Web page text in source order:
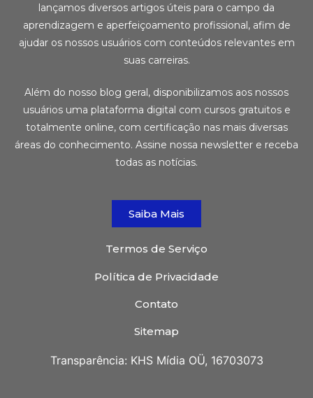
lançamos diversos artigos úteis para o campo da
aprendizagem e aperfeiçoamento profissional, afim de
ajudar os nossos usuários com conteúdos relevantes em
suas carreiras.
Além do nosso blog geral, disponibilizamos aos nossos
usuários uma plataforma digital com cursos gratuitos e
totalmente online, com certificação nas mais diversas
áreas do conhecimento. Assine nossa newsletter e receba
todas as notícias.
Saiba Mais
Termos de Serviço
Política de Privacidade
Contato
Sitemap
Transparência: KHS Mídia OÜ, 16703073